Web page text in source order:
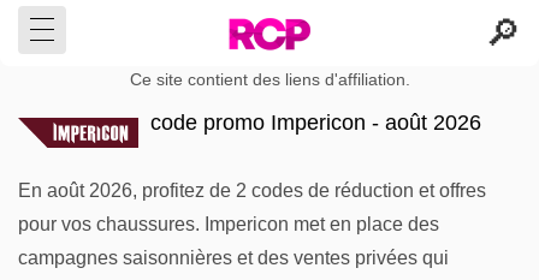
Ce site contient des liens d'affiliation.
code promo Impericon - août 2026
En août 2026, profitez de 2 codes de réduction et offres
pour vos chaussures. Impericon met en place des
campagnes saisonnières et des ventes privées qui